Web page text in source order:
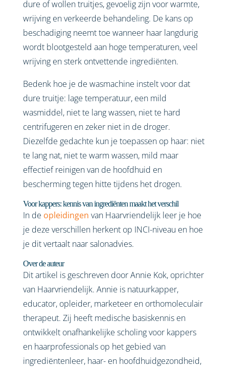
dure of wollen truitjes, gevoelig zijn voor warmte,
wrijving en verkeerde behandeling. De kans op
beschadiging neemt toe wanneer haar langdurig
wordt blootgesteld aan hoge temperaturen, veel
wrijving en sterk ontvettende ingrediënten.
Bedenk hoe je de wasmachine instelt voor dat
dure truitje: lage temperatuur, een mild
wasmiddel, niet te lang wassen, niet te hard
centrifugeren en zeker niet in de droger.
Diezelfde gedachte kun je toepassen op haar: niet
te lang nat, niet te warm wassen, mild maar
effectief reinigen van de hoofdhuid en
bescherming tegen hitte tijdens het drogen.
Voor kappers: kennis van ingrediënten maakt het verschil
In de opleidingen van Haarvriendelijk leer je hoe
je deze verschillen herkent op INCI-niveau en hoe
je dit vertaalt naar salonadvies.
Over de auteur
Dit artikel is geschreven door Annie Kok, oprichter
van Haarvriendelijk. Annie is natuurkapper,
educator, opleider, marketeer en orthomoleculair
therapeut. Zij heeft medische basiskennis en
ontwikkelt onafhankelijke scholing voor kappers
en haarprofessionals op het gebied van
ingrediëntenleer, haar- en hoofdhuidgezondheid,